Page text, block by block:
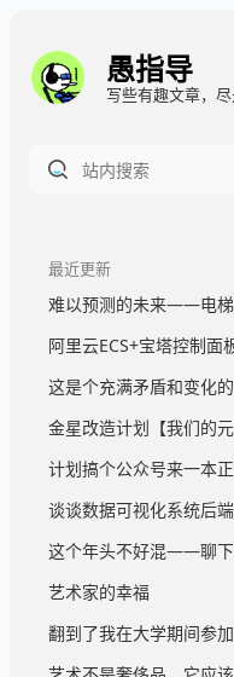
愚指导
写些有趣文章，尽
最近更新
难以预测的未来——电
金星改造计划【我们的元
艺术家的幸福